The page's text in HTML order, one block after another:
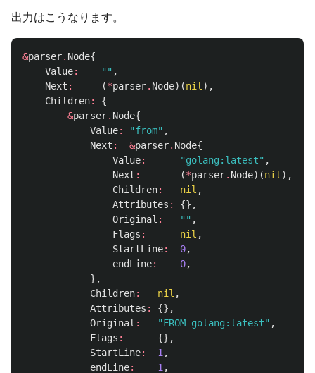
出力はこうなります。
&parser. Node{
Value: "" ,
Next : (*parser. Node)(nil ),
Children:
{
&parser. Node{
Value: "from" ,
Next : &parser. Node{
Value: "golang:latest" ,
Next : (*parser. Node)(nil ),
Children: nil ,
Attributes :
{},
Original : "" ,
Flags : nil ,
StartLine: 0,
endLine: 0,
},
Children: nil ,
Attributes :
{},
Original : "FROM golang:latest" ,
Flags :
{},
StartLine: 1 ,
endLine: 1 ,